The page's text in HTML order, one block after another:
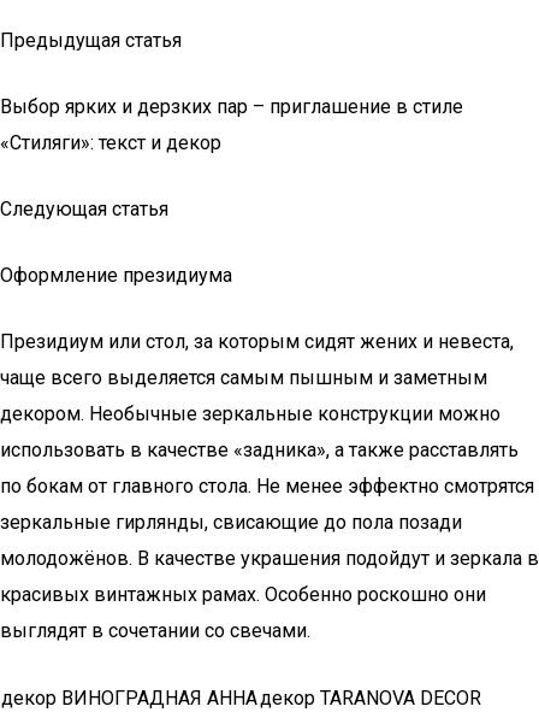
Предыдущая статья
Выбор ярких и дерзких пар – приглашение в стиле
«Стиляги»: текст и декор
Следующая статья
Оформление президиума
Президиум или стол, за которым сидят жених и невеста,
чаще всего выделяется самым пышным и заметным
декором. Необычные зеркальные конструкции можно
использовать в качестве «задника», а также расставлять
по бокам от главного стола. Не менее эффектно смотрятся
зеркальные гирлянды, свисающие до пола позади
молодожёнов. В качестве украшения подойдут и зеркала в
красивых винтажных рамах. Особенно роскошно они
выглядят в сочетании со свечами.
декор ВИНОГРАДНАЯ АННАдекор TARANOVA DECOR